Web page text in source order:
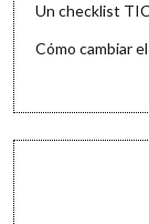
Un checklist
Cómo cambiar